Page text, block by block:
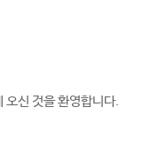
오신 것을 환영합니다.